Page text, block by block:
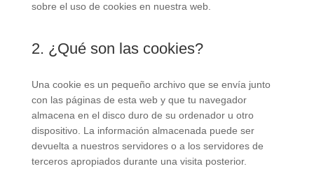
sobre el uso de cookies en nuestra web.
2. ¿Qué son las cookies?
Una cookie es un pequeño archivo que se envía junto
con las páginas de esta web y que tu navegador
almacena en el disco duro de su ordenador u otro
dispositivo. La información almacenada puede ser
devuelta a nuestros servidores o a los servidores de
terceros apropiados durante una visita posterior.